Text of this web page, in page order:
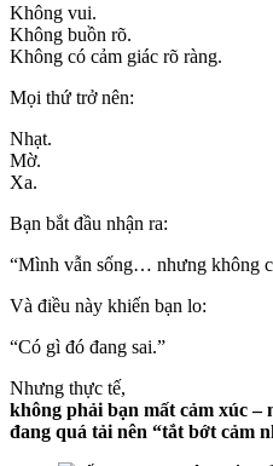
Không vui.
Không buồn rõ.
Không có cảm giác rõ ràng.
Mọi thứ trở nên:
Nhạt.
Mờ.
Xa.
Bạn bắt đầu nhận ra:
“Mình vẫn sống… nhưng không
Và điều này khiến bạn lo:
“Có gì đó đang sai.”
Nhưng thực tế,
không phải bạn mất cảm xúc –
đang quá tải nên “tắt bớt cảm